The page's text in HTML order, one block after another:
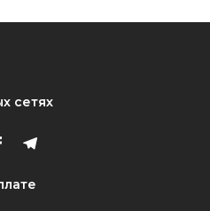
сетях